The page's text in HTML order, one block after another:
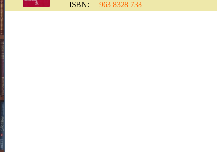
ISBN: 963 8328 738